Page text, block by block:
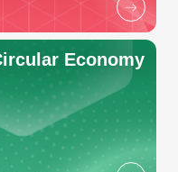
Economy